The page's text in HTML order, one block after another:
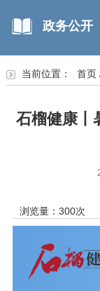
政务公开
当前位置： 首页
石榴健康丨
浏览量： 300次